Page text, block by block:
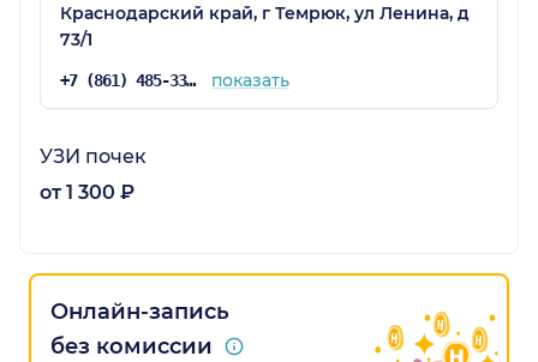
Краснодарский край, г Темрюк, ул Ленина, д
73/1
+7 (861) 485-33-35 показать
УЗИ почек
от 1 300 ₽
Онлайн-запись
без комиссии